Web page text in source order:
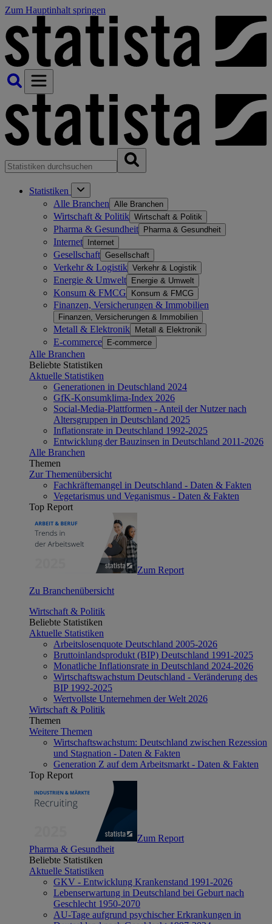
Zum Hauptinhalt springen
Statistiken
Alle Branchen Alle Branchen
Wirtschaft & Politik Wirtschaft & Politik
Pharma & Gesundheit Pharma & Gesundheit
Internet Internet
Gesellschaft Gesellschaft
Verkehr & Logistik Verkehr & Logistik
Energie & Umwelt Energie & Umwelt
Konsum & FMCG Konsum & FMCG
Finanzen, Versicherungen & Immobilien
Finanzen, Versicherungen & Immobilien
Metall & Elektronik Metall & Elektronik
E-commerce E-commerce
Alle Branchen
Beliebte Statistiken
Aktuelle Statistiken
Generationen in Deutschland 2024
GfK-Konsumklima-Index 2026
Social-Media-Plattformen - Anteil der Nutzer nach
Altersgruppen in Deutschland 2025
Inflationsrate in Deutschland 1992-2025
Entwicklung der Bauzinsen in Deutschland 2011-2026
Alle Branchen
Themen
Zur Themenübersicht
Fachkräftemangel in Deutschland - Daten & Fakten
Vegetarismus und Veganismus - Daten & Fakten
Top Report
Zum Report
Zu Branchenübersicht
Wirtschaft & Politik
Beliebte Statistiken
Aktuelle Statistiken
Arbeitslosenquote Deutschland 2005-2026
Bruttoinlandsprodukt (BIP) Deutschland 1991-2025
Monatliche Inflationsrate in Deutschland 2024-2026
Wirtschaftswachstum Deutschland - Veränderung des
BIP 1992-2025
Wertvollste Unternehmen der Welt 2026
Wirtschaft & Politik
Themen
Weitere Themen
Wirtschaftswachstum: Deutschland zwischen Rezession
und Stagnation - Daten & Fakten
Generation Z auf dem Arbeitsmarkt - Daten & Fakten
Top Report
Zum Report
Pharma & Gesundheit
Beliebte Statistiken
Aktuelle Statistiken
GKV - Entwicklung Krankenstand 1991-2026
Lebenserwartung in Deutschland bei Geburt nach
Geschlecht 1950-2070
AU-Tage aufgrund psychischer Erkrankungen in